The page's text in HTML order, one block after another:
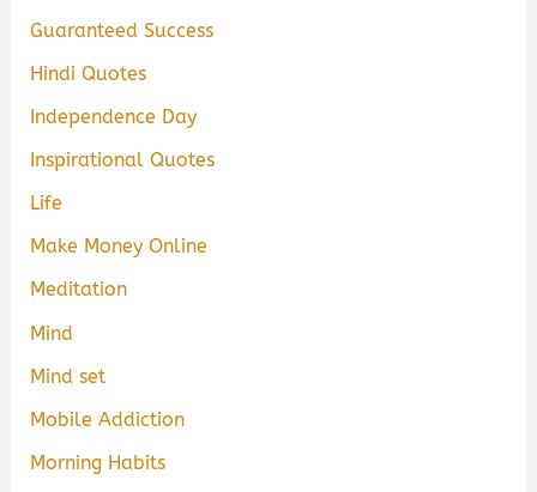
Guaranteed Success
Hindi Quotes
Independence Day
Inspirational Quotes
Life
Make Money Online
Meditation
Mind
Mind set
Mobile Addiction
Morning Habits